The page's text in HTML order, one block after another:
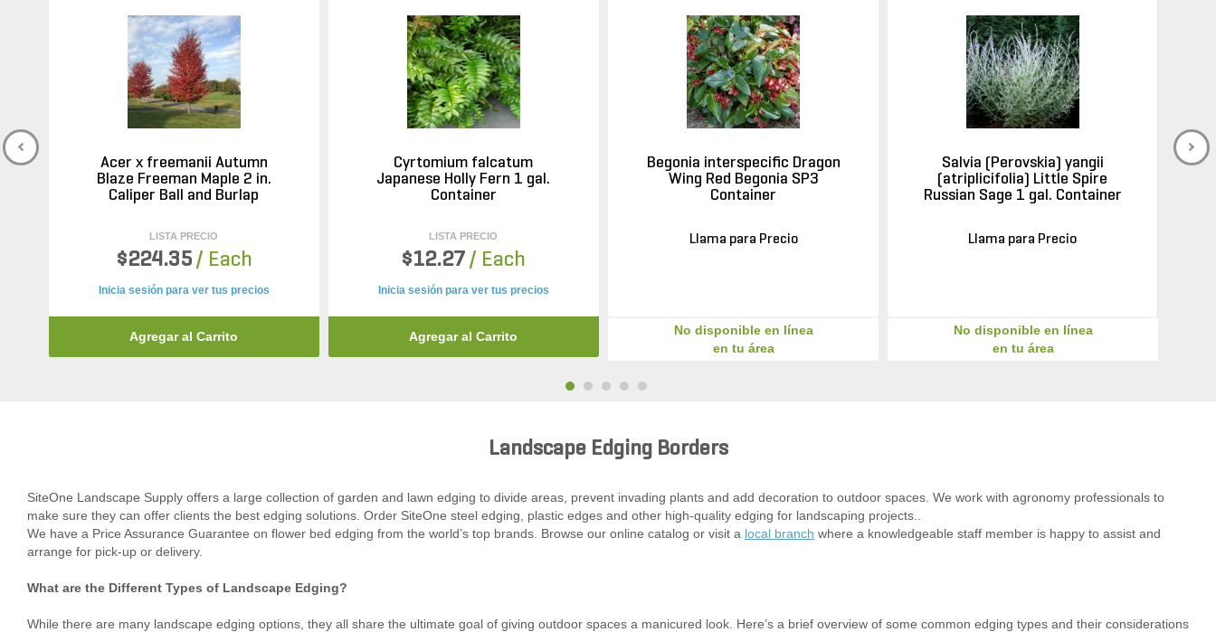
Acer x freemanii Autumn
Blaze Freeman Maple 2 in.
Caliper Ball and Burlap
LISTA PRECIO
$224.35 / Each
Inicia sesión para ver tus precios
Agregar al Carrito
Cyrtomium falcatum
Japanese Holly Fern 1 gal.
Container
LISTA PRECIO
$12.27 / Each
Inicia sesión para ver tus precios
Agregar al Carrito
Begonia interspecific Dragon
Wing Red Begonia SP3
Container
Llama para Precio
No disponible en línea
en tu área
Salvia (Perovskia) yangii
(atriplicifolia) Little Spire
Russian Sage 1 gal. Container
Llama para Precio
No disponible en línea
en tu área
Landscape Edging Borders
SiteOne Landscape Supply offers a large collection of garden and lawn edging to divide areas, prevent invading plants and add decoration to outdoor spaces. We work with agronomy professionals to
make sure they can offer clients the best edging solutions. Order SiteOne steel edging, plastic edges and other high-quality edging for landscaping projects..
We have a Price Assurance Guarantee on flower bed edging from the world’s top brands. Browse our online catalog or visit a local branch where a knowledgeable staff member is happy to assist and
arrange for pick-up or delivery.
What are the Different Types of Landscape Edging?
While there are many landscape edging options, they all share the ultimate goal of giving outdoor spaces a manicured look. Here’s a brief overview of some common edging types and their considerations